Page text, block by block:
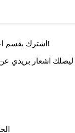
اشترك بقسم اعلانات المحلات والمكاتب التجارية مجاناً!
اشعار بريدي